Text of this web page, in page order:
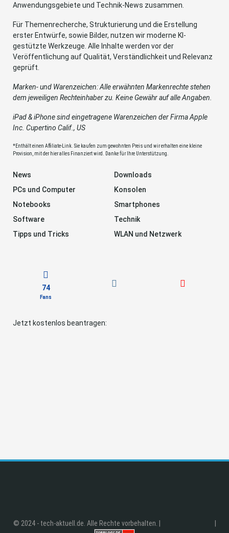
Anwendungsgebiete und Technik-News zusammen.
Für Themenrecherche, Strukturierung und die Erstellung
erster Entwürfe, sowie Bilder, nutzen wir moderne KI-
gestützte Werkzeuge. Alle Inhalte werden vor der
Veröffentlichung auf Qualität, Verständlichkeit und Relevanz
geprüft.
Marken- und Warenzeichen: Alle erwähnten Markenrechte stehen
dem jeweiligen Rechteinhaber zu. Keine Gewähr auf alle Angaben.
iPad & iPhone sind eingetragene Warenzeichen der Firma Apple
Inc. Cupertino Calif., US
*Enthält einen Affiliate-Link. Sie kaufen zum gewohnten Preis und wir erhalten eine kleine
Provision, mit der hier alles Finanziert wird. Danke für Ihre Unterstützung.
News
Downloads
PCs und Computer
Konsolen
Notebooks
Smartphones
Software
Technik
Tipps und Tricks
WLAN und Netzwerk
74
Fans
Jetzt kostenlos beantragen:
© 2024 - tech-aktuell.de. Alle Rechte vorbehalten. |